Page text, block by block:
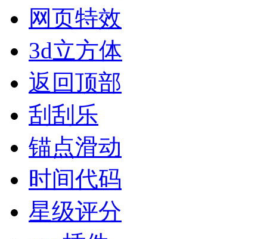
网页特效
3d立方体
返回顶部
刮刮乐
锚点滑动
时间代码
星级评分